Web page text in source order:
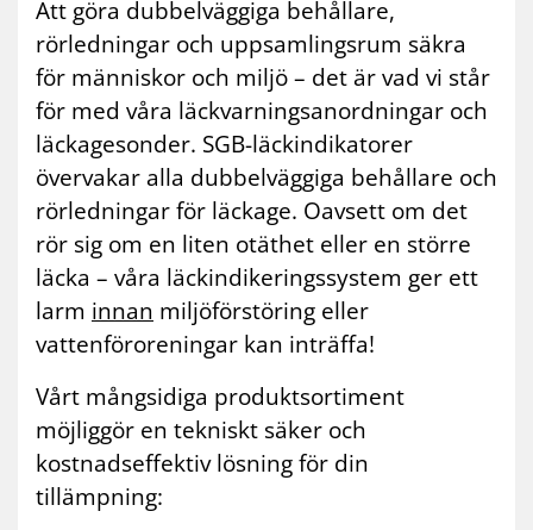
Att göra dubbelväggiga behållare,
rörledningar och uppsamlingsrum säkra
för människor och miljö – det är vad vi står
för med våra läckvarningsanordningar och
läckagesonder. SGB-läckindikatorer
övervakar alla dubbelväggiga behållare och
rörledningar för läckage. Oavsett om det
rör sig om en liten otäthet eller en större
läcka – våra läckindikeringssystem ger ett
larm innan miljöförstöring eller
vattenföroreningar kan inträffa!
Vårt mångsidiga produktsortiment
möjliggör en tekniskt säker och
kostnadseffektiv lösning för din
tillämpning: